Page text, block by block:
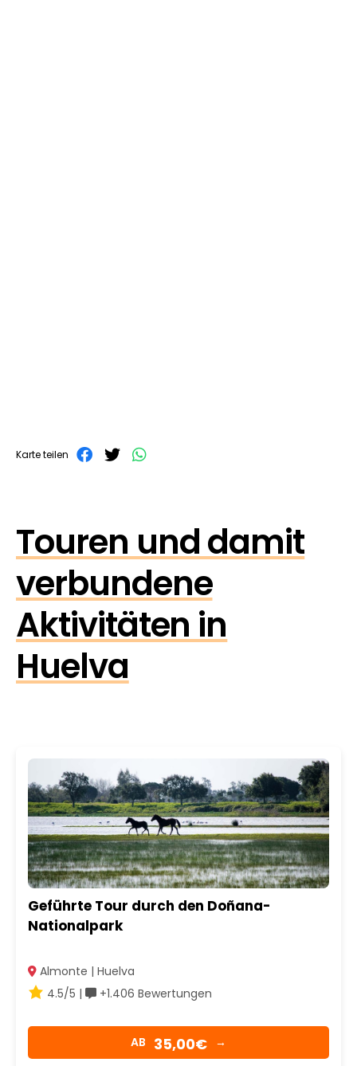
Karte teilen
Touren und damit
verbundene
Aktivitäten in
Huelva
Geführte Tour durch den Doñana-
Nationalpark
Almonte | Huelva
4.5/5 |
+1.406 Bewertungen
AB 35,00€ →